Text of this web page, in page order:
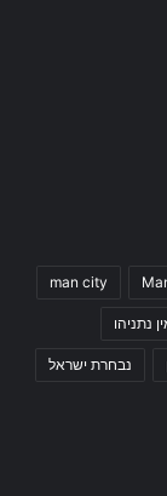
man city
נתניהו
נבחרת ישראל